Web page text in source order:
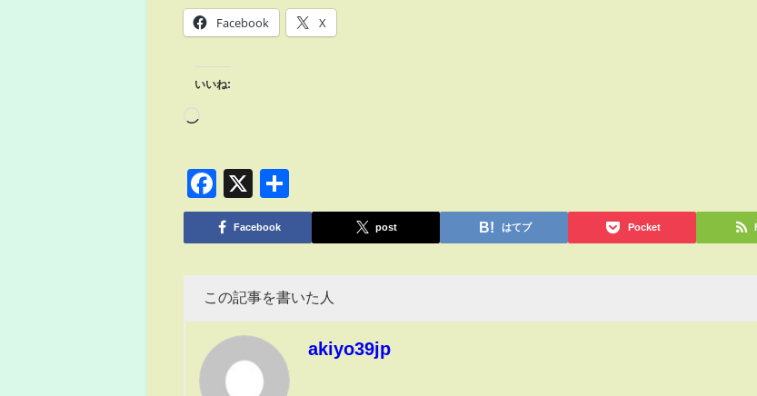
Facebook X
いいね:
Facebook
X
有
Facebook post はてブ Pocket
この記事を書いた人
akiyo39jp